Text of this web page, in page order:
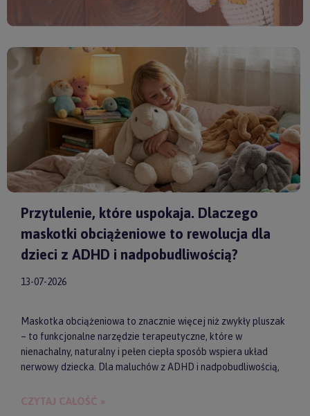
Przytulenie, które uspokaja. Dlaczego
maskotki obciążeniowe to rewolucja dla
dzieci z ADHD i nadpobudliwością?
13-07-2026
Maskotka obciążeniowa to znacznie więcej niż zwykły pluszak
– to funkcjonalne narzędzie terapeutyczne, które w
nienachalny, naturalny i pełen ciepła sposób wspiera układ
nerwowy dziecka. Dla maluchów z ADHD i nadpobudliwością,
dociążony przyjaciel może stać się kluczem do upragnionego
CZYTAJ CAŁOŚĆ »